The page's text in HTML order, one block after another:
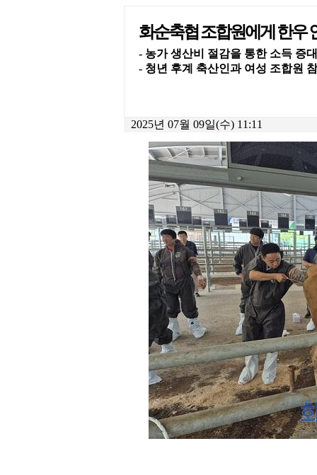
화순축협 조합원에게 한우
- 농가 생산비 절감을 통한 소득 증
- 청년 후계 축산인과 여성 조합원
2025년 07월 09일(수) 11:11